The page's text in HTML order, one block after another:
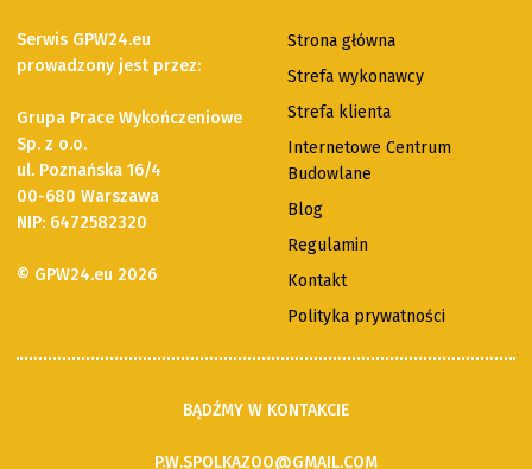
Serwis GPW24.eu
prowadzony jest przez:
Grupa Prace Wykończeniowe
Sp. z o.o.
ul. Poznańska 16/4
00-680 Warszawa
NIP: 6472582320
© GPW24.eu 2026
Strona główna
Strefa wykonawcy
Strefa klienta
Internetowe Centrum
Budowlane
Blog
Regulamin
Kontakt
Polityka prywatności
BĄDŹMY W KONTAKCIE
P.W.SPOLKAZOO@GMAIL.COM